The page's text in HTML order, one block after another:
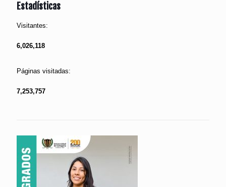
Estadísticas
Visitantes:
6,026,118
Páginas visitadas:
7,253,757